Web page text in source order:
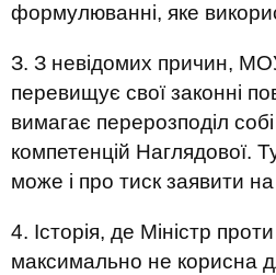
формулюванні, яке
З. З невідомих причин,
перевищує свої законні
вимагає перерозподіл
компетенцій Наглядової.
може і про тиск заявити
4. Історія, де Міністр
максимально не корисна